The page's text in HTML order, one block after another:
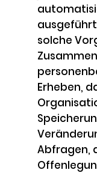
solche
Erheben,
Abfragen,